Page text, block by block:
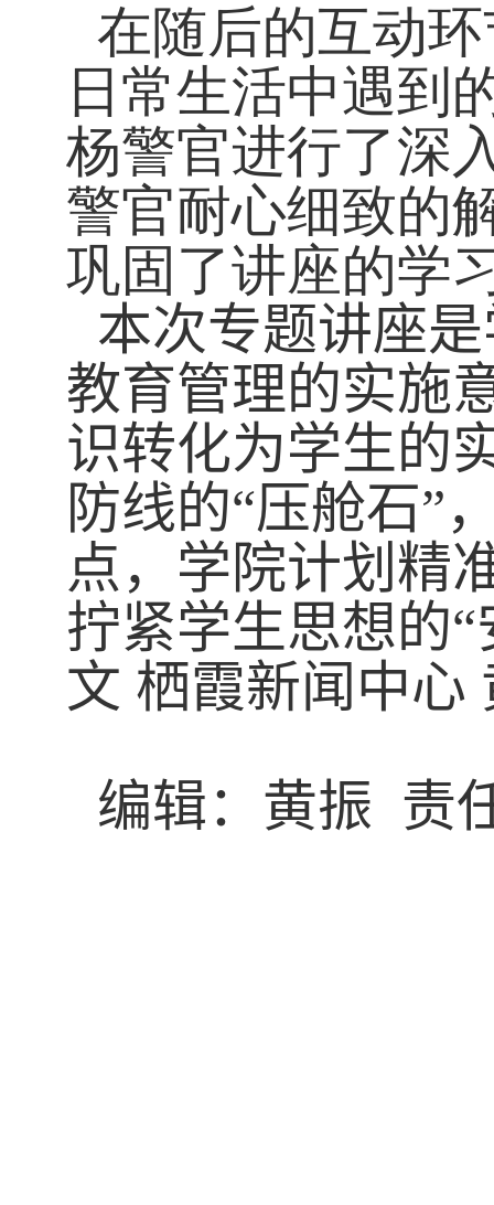
在随后的互动
日常生活中遇到
杨警官进行了深
警官耐心细致的
巩固了讲座的学
本次专题讲座
教育管理的实施
识转化为学生的
防线的“压舱石”
点，学院计划精
拧紧学生思想的
文 栖霞新闻中心
编辑：黄振 责